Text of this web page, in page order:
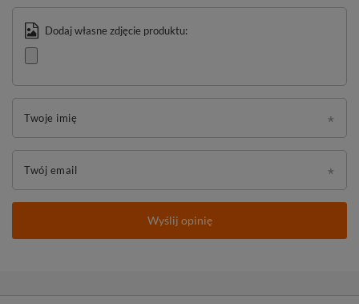
Dodaj własne zdjęcie produktu:
Twoje imię
Twój email
Wyślij opinię